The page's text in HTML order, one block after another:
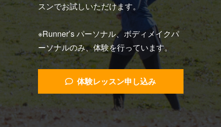
スンでお試しいただけます。
※Runner’s パーソナル、ボディメイクパ
ーソナルのみ、体験を行っています。
体験レッスン申し込み